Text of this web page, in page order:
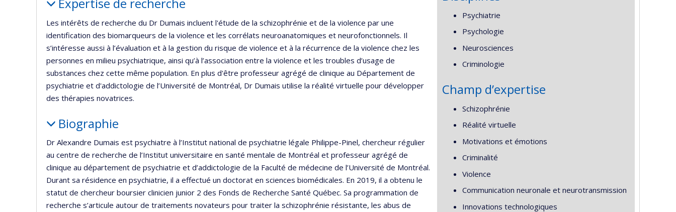
Expertise de recherche
Les intérêts de recherche du Dr Dumais incluent l'étude de la schizophrénie et de la violence par une
identification des biomarqueurs de la violence et les corrélats neuroanatomiques et neurofonctionnels. Il
s’intéresse aussi à l’évaluation et à la gestion du risque de violence et à la récurrence de la violence chez les
personnes en milieu psychiatrique, ainsi qu’à l’association entre la violence et les troubles d’usage de
substances chez cette même population. En plus d'être professeur agrégé de clinique au Département de
psychiatrie et d'addictologie de l’Université de Montréal, Dr Dumais utilise la réalité virtuelle pour développer
des thérapies novatrices.
Biographie
Dr Alexandre Dumais est psychiatre à l’Institut national de psychiatrie légale Philippe-Pinel, chercheur régulier
au centre de recherche de l’Institut universitaire en santé mentale de Montréal et professeur agrégé de
clinique au département de psychiatrie et d’addictologie de la Faculté de médecine de l’Université de Montréal.
Durant sa résidence en psychiatrie, il a effectué un doctorat en sciences biomédicales. En 2019, il a obtenu le
statut de chercheur boursier clinicien junior 2 des Fonds de Recherche Santé Québec. Sa programmation de
recherche s’articule autour de traitements novateurs pour traiter la schizophrénie résistante, les abus de
Psychiatrie
Psychologie
Neurosciences
Criminologie
Champ d’expertise
Schizophrénie
Réalité virtuelle
Motivations et émotions
Criminalité
Violence
Communication neuronale et neurotransmission
Innovations technologiques